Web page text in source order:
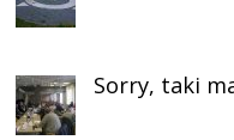
Sorry, taki